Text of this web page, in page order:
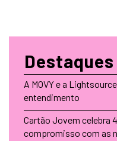
Destaques
A MOVY e a
entendimento
Cartão Jovem celebra
compromisso com as